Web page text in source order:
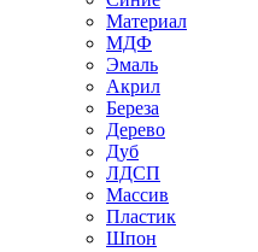
Материал
МДФ
Эмаль
Акрил
Береза
Дерево
Дуб
ЛДСП
Массив
Пластик
Шпон